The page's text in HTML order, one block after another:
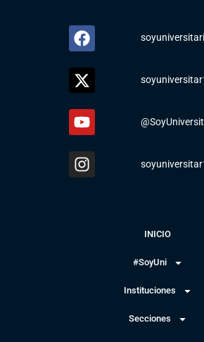
INICIO
#SoyUni
Instituciones
Secciones